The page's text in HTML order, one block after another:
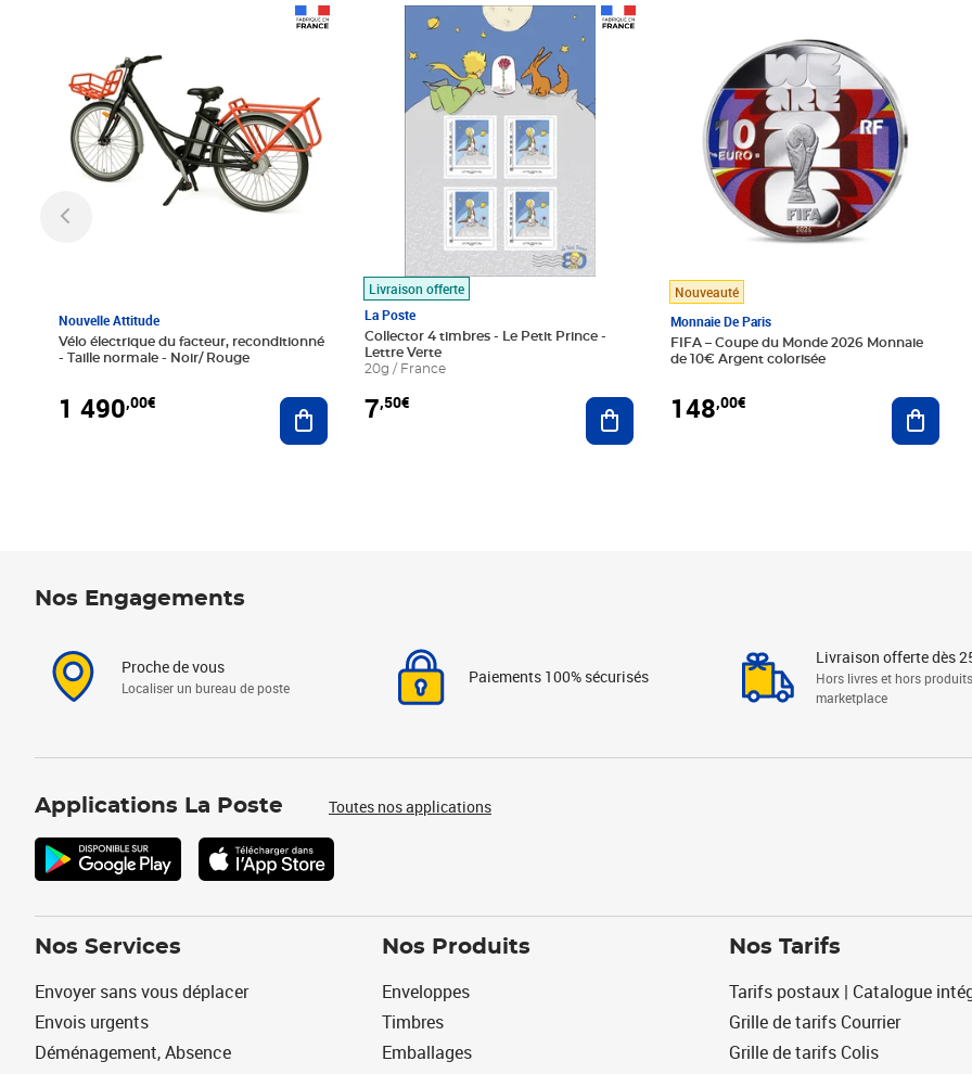
Nouvelle Attitude
Vélo électrique du facteur, reconditionné
- Taille normale - Noir/ Rouge
1 490,00€ Ajouter au panier
Livraison offerte
La Poste
Collector 4 timbres - Le Petit Prince -
Lettre Verte
20g / France
7,50€
Prix 7,50€
Ajouter au panier
Nouveauté
Monnaie De Paris
FIFA – Coupe du Monde 2026 Monnaie
de 10€ Argent colorisée
148,00€
Nos Engagements
Proche de vous
Localiser un bureau de poste
Paiements 100% sécurisés
Livraison offerte dès
Hors livres et hors produits
marketplace
Applications La Poste Toutes nos applications
Nos Services
Envoyer sans vous déplacer
Envois urgents
Déménagement, Absence
Nos Produits
Enveloppes
Timbres
Emballages
Nos Tarifs
Tarifs postaux | Catalogue
Grille de tarifs Courrier
Grille de tarifs Colis